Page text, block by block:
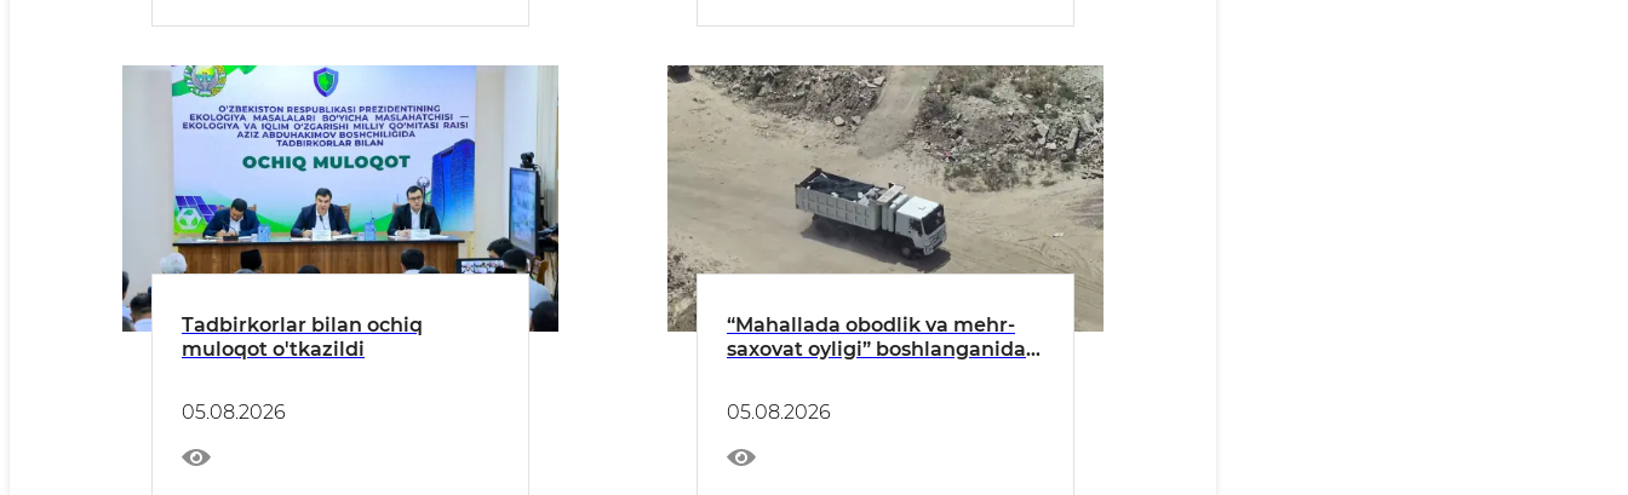
Tadbirkorlar bilan ochiq
muloqot o'tkazildi
05.08.2026
“Mahallada obodlik va mehr-
saxovat oyligi” boshlanganidan
05.08.2026